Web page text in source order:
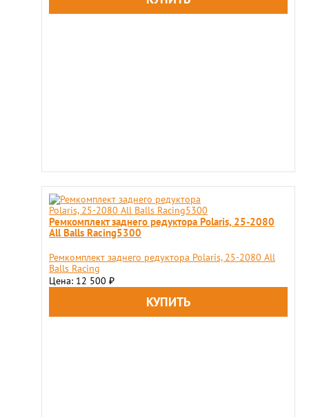
Ремкомплект заднего редуктора Polaris, 25-2080
All Balls Racing5300
Ремкомплект заднего редуктора Polaris, 25-2080 All
Balls Racing
Цена: 12 500 ₽